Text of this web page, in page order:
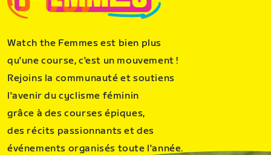
Watch the Femmes est bien plus
qu'une course, c'est un mouvement !
Rejoins la communauté et soutiens
l'avenir du cyclisme féminin
grâce à des courses épiques,
des récits passionnants et des
événements organisés toute l'année.